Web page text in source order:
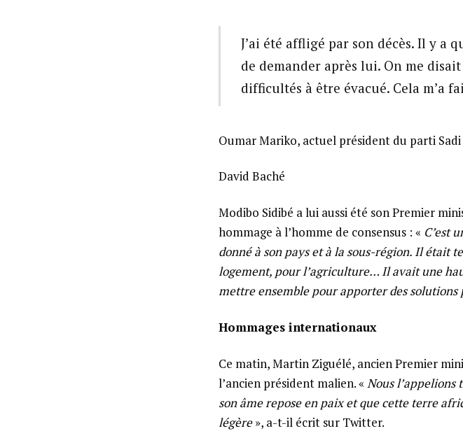
J’ai été affligé par son décès. Il y a
de demander après lui. On me
difficultés à être évacué. Cela m’a
Oumar Mariko, actuel président du parti Sadi
David Baché
Modibo Sidibé a lui aussi été son Premier
hommage à l’homme de consensus : « C’est
donné à son pays et à la sous-région. Il était
logement, pour l’agriculture… Il avait une
mettre ensemble pour apporter des solutions
Hommages internationaux
Ce matin, Martin Ziguélé, ancien Premier
l’ancien président malien. « Nous l’appelions
son âme repose en paix et que cette terre
légère», a-t-il écrit sur Twitter.